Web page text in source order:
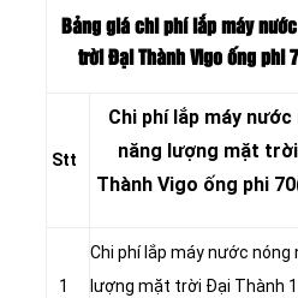
Bảng giá chi phí lắp máy
trời Đại Thành Vigo ống phi
Stt
Chi phí lắp máy nước
năng lượng mặt
Thành Vigo ống phi
1
Chi phí lắp máy nước nóng
lượng mặt trời Đại Thành